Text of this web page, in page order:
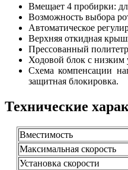
Вмещает 4 пробирки:
Возможность выбора
Автоматическое
Верхняя откидная
Прессованный
Ходовой блок с низким
Схема компенсации
защитная блокировка.
Технические
Вместимость
Максимальная скорость
Установка скорости